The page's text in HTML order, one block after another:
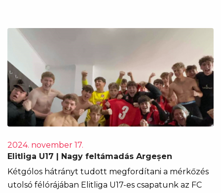
2024. november 17.
Elitliga U17 | Nagy feltámadás Argeșen
Kétgólos hátrányt tudott megfordítani a mérkőzés
utolsó félórájában Elitliga U17-es csapatunk az FC